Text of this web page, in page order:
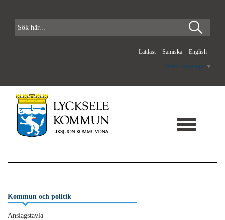
Lättläst Samiska English
Select Language ▼
Kommun och politik
Anslagstavla